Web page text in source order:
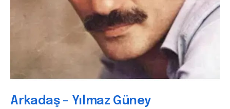
Arkadaş - Yılmaz Güney